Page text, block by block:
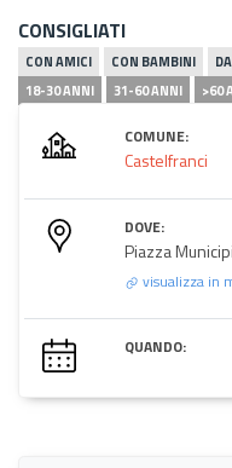
CONSIGLIATI
CON AMICI CON BAMBINI
18-30 ANNI
31-60 ANNI >60
COMUNE:
Castelfranci
DOVE:
Piazza
visualizza in
QUANDO: